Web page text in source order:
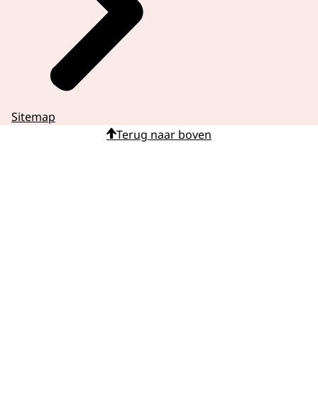
Sitemap
Terug naar boven